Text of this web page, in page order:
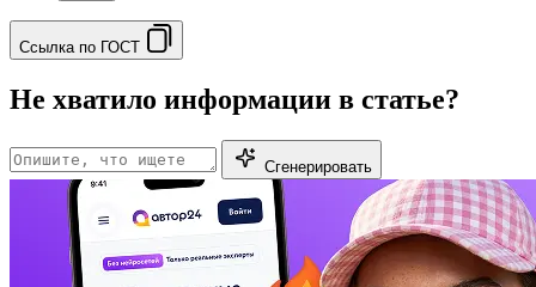
Ссылка по ГОСТ
Не хватило информации в статье?
Сгенерировать